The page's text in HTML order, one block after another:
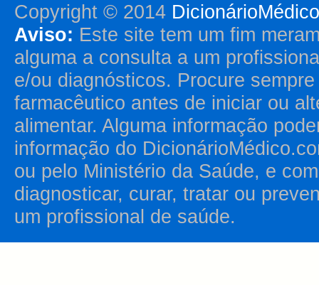
Copyright © 2014
Aviso: Este site tem um fim
alguma a consulta a um
e/ou diagnósticos. Procure
farmacêutico antes de iniciar ou
alimentar. Alguma informação
informação do
ou pelo Ministério da Saúde, e
diagnosticar, curar, tratar ou
um profissional de saúde.